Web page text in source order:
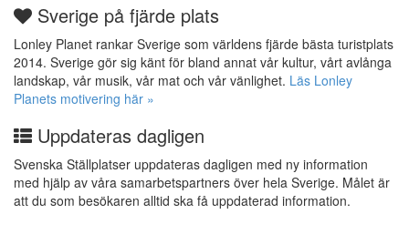
Sverige på fjärde plats
Lonley Planet rankar Sverige som världens fjärde bästa turistplats
2014. Sverige gör sig känt för bland annat vår kultur, vårt avlånga
landskap, vår musik, vår mat och vår vänlighet. Läs Lonley
Planets motivering här »
Uppdateras dagligen
Svenska Ställplatser uppdateras dagligen med ny information
med hjälp av våra samarbetspartners över hela Sverige. Målet är
att du som besökaren alltid ska få uppdaterad information.